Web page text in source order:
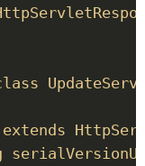
extends